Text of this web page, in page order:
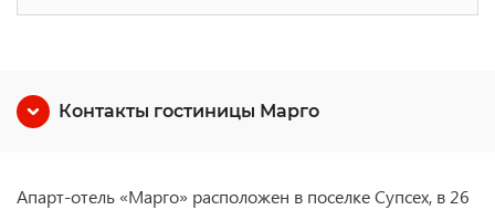
Контакты гостиницы Марго
Апарт-отель «Марго» расположен в поселке Супсех, в 26